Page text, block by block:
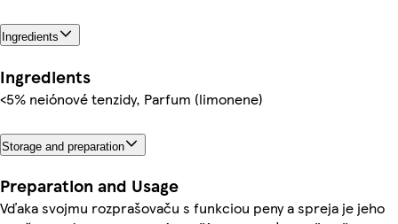
Ingredients
Ingredients
<5% neiónové tenzidy, Parfum (limonene)
Storage and preparation
Preparation and Usage
Vďaka svojmu rozprašovaču s funkciou peny a spreja je jeho